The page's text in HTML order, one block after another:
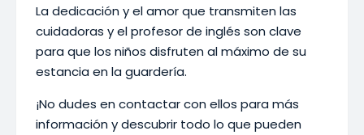
La dedicación y el amor que transmiten las
cuidadoras y el profesor de inglés son clave
para que los niños disfruten al máximo de su
estancia en la guardería.
¡No dudes en contactar con ellos para más
información y descubrir todo lo que pueden